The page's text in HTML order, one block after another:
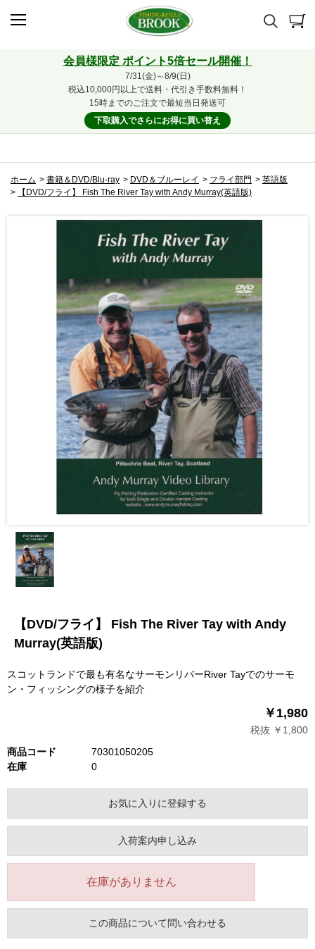
会員様限定 ポイント5倍セール開催！
7/31(金)～8/9(日)
税込10,000円以上で送料・代引き手数料無料！
15時までのご注文で最短当日発送可
下取購入でさらにお得に買い替え
ホーム > 書籍＆DVD/Blu-ray > DVD＆ブルーレイ > フライ部門 > 英語版
>
【DVD/フライ】 Fish The River Tay with Andy Murray(英語版)
【DVD/フライ】 Fish The River Tay with Andy
Murray(英語版)
スコットランドで最も有名なサーモンリバーRiver Tayでのサーモ
ン・フィッシングの様子を紹介
￥1,980
税抜 ￥1,800
商品コード
70301050205
在庫
0
お気に入りに登録する
入荷案内申し込み
在庫がありません
この商品について問い合わせる